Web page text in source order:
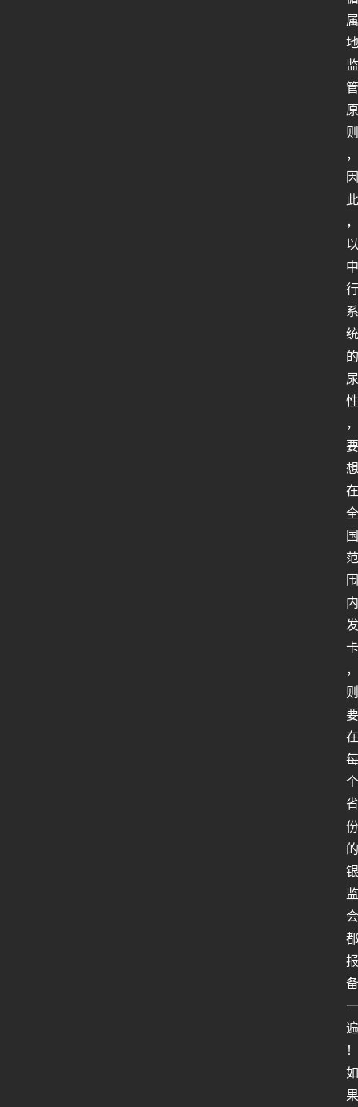
属
地
监
管
原
则
，
因
此
，
以
中
行
系
统
的
尿
性
，
要
想
在
全
国
范
围
内
发
卡
，
则
要
在
每
个
省
份
的
银
监
会
都
报
备
一
遍
！
如
果